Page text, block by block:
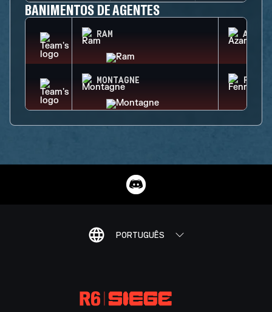
BANIMENTOS DE AGENTES
RAM AZAMI
MONTAGNE
PORTUGUÊS